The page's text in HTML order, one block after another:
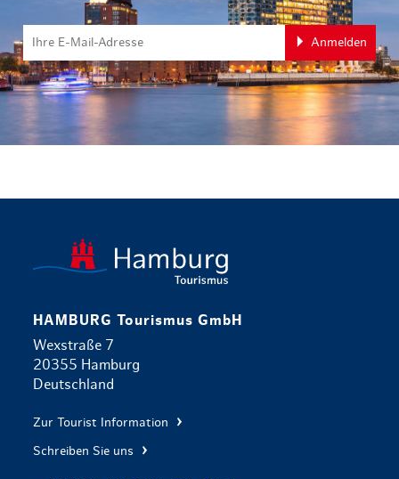
Anmelden
HAMBURG Tourismus GmbH
Wexstraße 7
20355 Hamburg
Deutschland
Zur Tourist Information
Schreiben Sie uns